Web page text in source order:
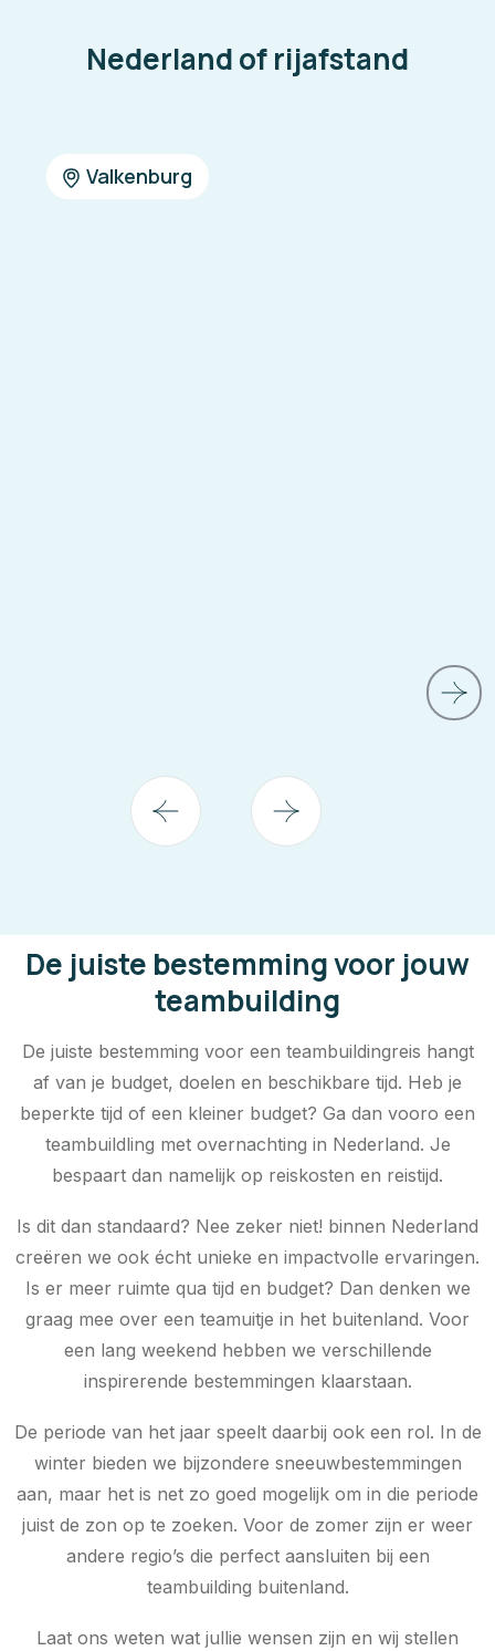
Nederland of rijafstand
Valkenburg
De juiste bestemming voor jouw
teambuilding
De juiste bestemming voor een teambuildingreis hangt
af van je budget, doelen en beschikbare tijd. Heb je
beperkte tijd of een kleiner budget? Ga dan vooro een
teambuildling met overnachting in Nederland. Je
bespaart dan namelijk op reiskosten en reistijd.
Is dit dan standaard? Nee zeker niet! binnen Nederland
creëren we ook écht unieke en impactvolle ervaringen.
Is er meer ruimte qua tijd en budget? Dan denken we
graag mee over een teamuitje in het buitenland. Voor
een lang weekend hebben we verschillende
inspirerende bestemmingen klaarstaan.
De periode van het jaar speelt daarbij ook een rol. In de
winter bieden we bijzondere sneeuwbestemmingen
aan, maar het is net zo goed mogelijk om in die periode
juist de zon op te zoeken. Voor de zomer zijn er weer
andere regio’s die perfect aansluiten bij een
teambuilding buitenland.
Laat ons weten wat jullie wensen zijn en wij stellen